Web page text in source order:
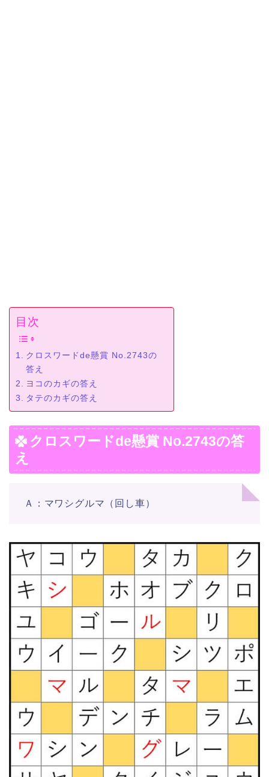
目次
クロスワードde懸賞 No.2743の
答え
ヨコのカギの答え
タテのカギの答え
クロスワードde懸賞 No.2743の答
え
Ａ：マワシグルマ（回し車）